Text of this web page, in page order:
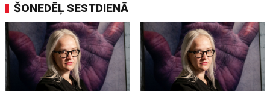
ŠONEDĒĻ SESTDIENĀ